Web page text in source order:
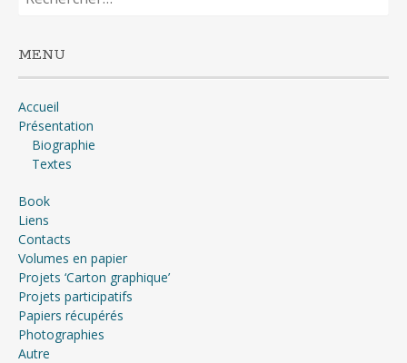
MENU
Accueil
Présentation
Biographie
Textes
Book
Liens
Contacts
Volumes en papier
Projets ‘Carton graphique’
Projets participatifs
Papiers récupérés
Photographies
Autre